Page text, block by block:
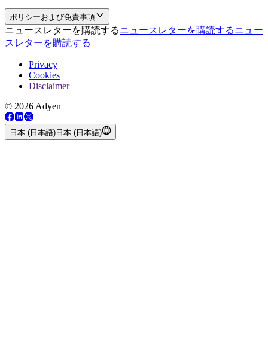
ポリシーおよび免責事項
ニュースレターを購読するニュースレターを購読するニュー
スレターを購読する
Privacy
Cookies
Disclaimer
© 2026 Adyen
日本 (日本語) 日本 (日本語)